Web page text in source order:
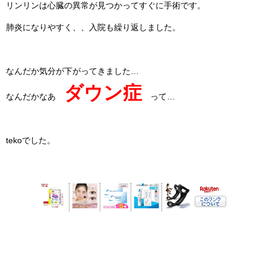
リンリンは心臓の異常が見つかってすぐに手術です。
肺炎になりやすく、、入院も繰り返しました。
なんだか気分が下がってきました…
なんだかなあ ダウン症 って…
tekoでした。